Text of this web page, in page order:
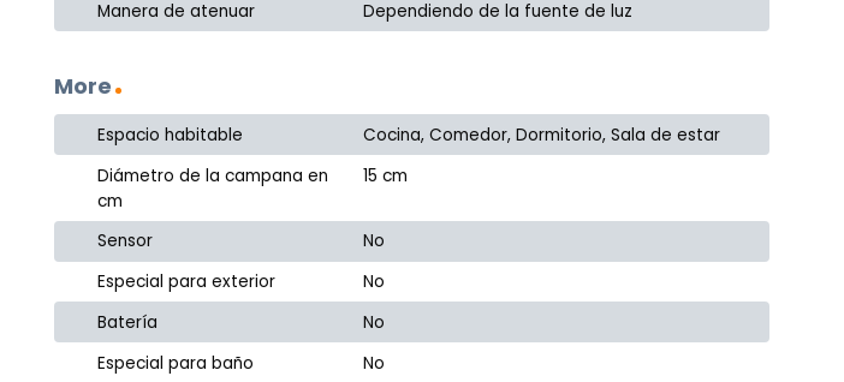
Manera de atenuar
Dependiendo de la fuente de luz
More
Espacio habitable
Cocina, Comedor, Dormitorio, Sala de estar
Diámetro de la campana en
cm
15 cm
Sensor
No
Especial para exterior
No
Batería
No
Especial para baño
No